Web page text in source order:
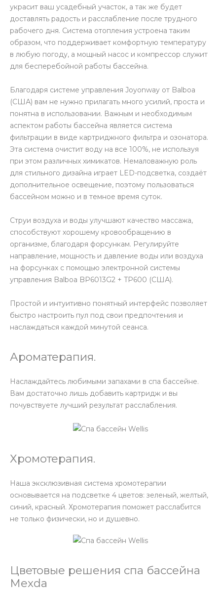
украсит ваш усадебный участок, а так же будет
доставлять радость и расслабление после трудного
рабочего дня. Система отопления устроена таким
образом, что поддерживает комфортную температуру
в любую погоду, а мощный насос и компрессор служит
для бесперебойной работы бассейна.
Благодаря системе управления Joyonway от Balboa
(США) вам не нужно прилагать много усилий, проста и
понятна в использовании. Важным и необходимым
аспектом работы бассейна является система
фильтрации в виде картриджного фильтра и озонатора.
Эта система очистит воду на все 100%, не используя
при этом различных химикатов. Немаловажную роль
для стильного дизайна играет LED-подсветка, создаёт
дополнительное освещение, поэтому пользоваться
бассейном можно и в темное время суток.
Струи воздуха и воды улучшают качество массажа,
способствуют хорошему кровообращению в
организме, благодаря форсункам. Регулируйте
направление, мощность и давление воды или воздуха
на форсунках с помощью электронной системы
управления Balboa BP6013G2 + TP600 (США).
Простой и интуитивно понятный интерфейс позволяет
быстро настроить пул под свои предпочтения и
наслаждаться каждой минутой сеанса.
Ароматерапия.
Наслаждайтесь любимыми запахами в спа бассейне.
Вам достаточно лишь добавить картридж и вы
почувствуете лучший результат расслабления.
Хромотерапия.
Наша эксклюзивная система хромотерапии
основывается на подсветке 4 цветов: зеленый, желтый,
синий, красный. Хромотерапия поможет расслабится
не только физически, но и душевно.
Цветовые решения спа бассейна
Mexda